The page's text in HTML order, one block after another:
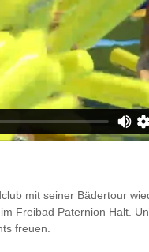
mit seiner Bädertour
Freibad Paternion Halt.
freuen.